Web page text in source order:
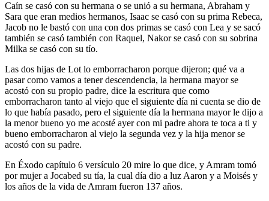
Caín se casó con su hermana o se unió a su hermana, Abraham y
Sara que eran medios hermanos, Isaac se casó con su prima Rebeca,
Jacob no le bastó con una con dos primas se casó con Lea y se sacó
también se casó también con Raquel, Nakor se casó con su sobrina
Milka se casó con su tío.
Las dos hijas de Lot lo emborracharon porque dijeron; qué va a
pasar como vamos a tener descendencia, la hermana mayor se
acostó con su propio padre, dice la escritura que como
emborracharon tanto al viejo que el siguiente día ni cuenta se dio de
lo que había pasado, pero el siguiente día la hermana mayor le dijo a
la menor bueno yo me acosté ayer con mi padre ahora te toca a ti y
bueno emborracharon al viejo la segunda vez y la hija menor se
acostó con su padre.
En Éxodo capítulo 6 versículo 20 mire lo que dice, y Amram tomó
por mujer a Jocabed su tía, la cual día dio a luz Aaron y a Moisés y
los años de la vida de Amram fueron 137 años.